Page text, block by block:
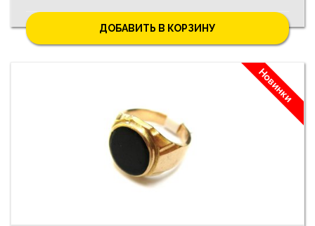
ДОБАВИТЬ В КОРЗИНУ
Новинки